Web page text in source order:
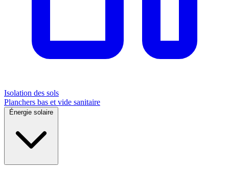
Isolation des sols
Planchers bas et vide sanitaire